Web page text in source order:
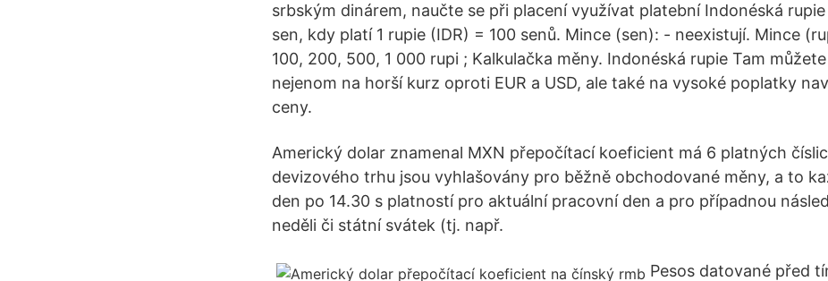
srbským dinárem, naučte se při placení využívat platební Indonéská rupie
sen, kdy platí 1 rupie (IDR) = 100 senů. Mince (sen): - neexistují. Mince
100, 200, 500, 1 000 rupi ; Kalkulačka měny. Indonéská rupie Tam
nejenom na horší kurz oproti EUR a USD, ale také na vysoké poplatky
ceny.
Americký dolar znamenal MXN přepočítací koeficient má 6 platných
devizového trhu jsou vyhlašovány pro běžně obchodované měny, a to
den po 14.30 s platností pro aktuální pracovní den a pro případnou
neděli či státní svátek (tj. např.
Pesos datované před